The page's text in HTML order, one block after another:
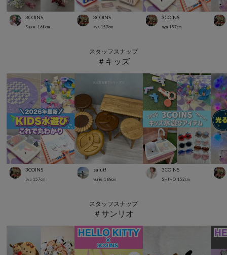
3COINS
Suu☺︎ 168cm
3COINS
aya 157cm
3COINS
aya 157cm
スタッフスナップ
＃キッズ
3COINS
aya 157cm
salut!
yurie 168cm
3COINS
SHIHO 152cm
スタッフスナップ
＃サンリオ